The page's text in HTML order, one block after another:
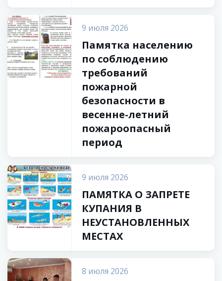
9 июля 2026
Памятка населению
по соблюдению
требований
пожарной
безопасности в
весенне-летний
пожароопасный
период
9 июля 2026
ПАМЯТКА О ЗАПРЕТЕ
КУПАНИЯ В
НЕУСТАНОВЛЕННЫХ
МЕСТАХ
8 июля 2026